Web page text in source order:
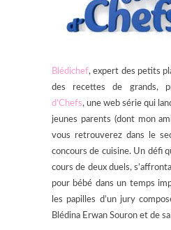
Blédichef, expert des petits
des recettes de grands,
d’Chefs, une web série qui
jeunes parents (dont mon
vous retrouverez dans le
concours de cuisine. Un défi
cours de deux duels,
pour bébé dans un temps
les papilles d’un jury
Blédina Erwan Souron et de